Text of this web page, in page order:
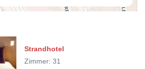
Strandhotel
Zimmer: 31